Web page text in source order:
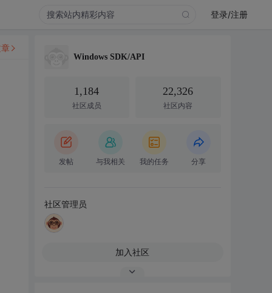
登录/注册
Windows SDK/API
1,184
社区成员
22,326
社区内容
发帖 与我相关 我的任务 分享
社区管理员
加入社区